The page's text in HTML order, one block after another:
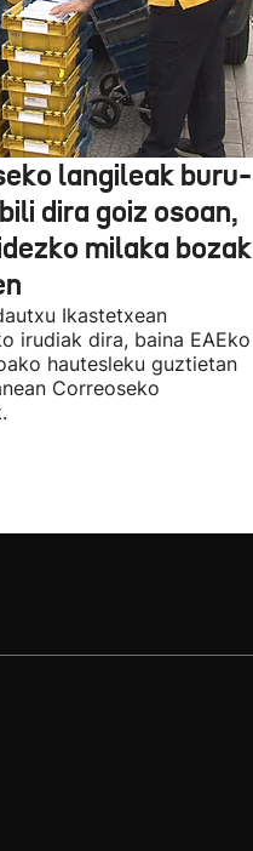
langileak buru-
dira goiz osoan,
milaka bozak
Ikastetxean
irudiak dira, baina EAEko
hautesleku guztietan
Correoseko